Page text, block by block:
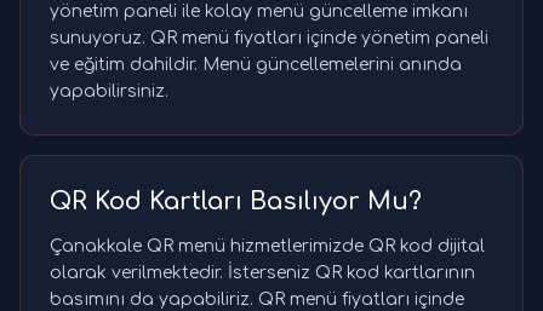
yönetim paneli ile kolay menü güncelleme imkanı
sunuyoruz. QR menü fiyatları içinde yönetim paneli
ve eğitim dahildir. Menü güncellemelerini anında
yapabilirsiniz.
QR Kod Kartları Basılıyor Mu?
Çanakkale QR menü hizmetlerimizde QR kod dijital
olarak verilmektedir. İsterseniz QR kod kartlarının
basımını da yapabiliriz. QR menü fiyatları içinde